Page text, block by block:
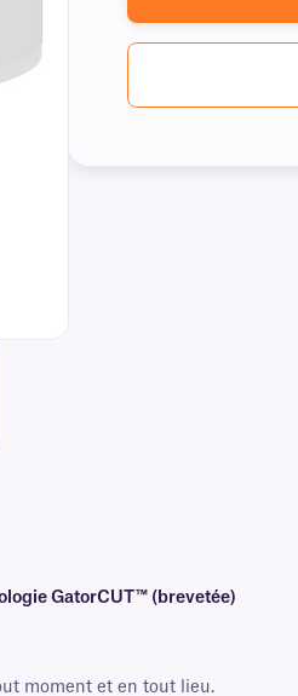
GatorCUT™ (brevetée)
moment et en tout lieu.